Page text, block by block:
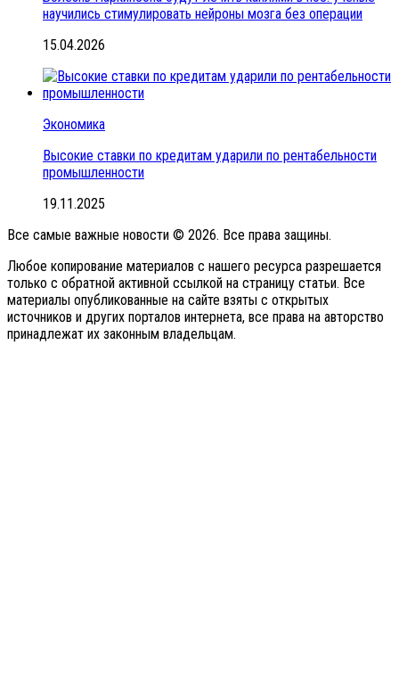
научились стимулировать нейроны мозга без операции
15.04.2026
Экономика
Высокие ставки по кредитам ударили по рентабельности
промышленности
19.11.2025
Все самые важные новости © 2026. Все права защины.
Любое копирование материалов с нашего ресурса разрешается
только с обратной активной ссылкой на страницу статьи. Все
материалы опубликованные на сайте взяты с открытых
источников и других порталов интернета, все права на авторство
принадлежат их законным владельцам.